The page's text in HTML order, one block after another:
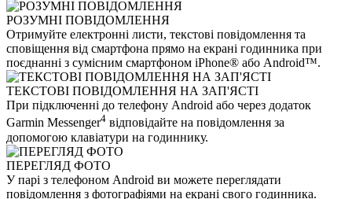
РОЗУМНІ ПОВІДОМЛЕННЯ
Отримуйте електронні листи, текстові повідомлення та
сповіщення від смартфона прямо на екрані годинника при
поєднанні з сумісним смартфоном iPhone® або Android™.
ТЕКСТОВІ ПОВІДОМЛЕННЯ НА ЗАП'ЯСТІ
При підключенні до телефону Android або через додаток
Garmin Messenger4 відповідайте на повідомлення за
допомогою клавіатури на годиннику.
ПЕРЕГЛЯД ФОТО
У парі з телефоном Android ви можете переглядати
повідомлення з фотографіями на екрані свого годинника.